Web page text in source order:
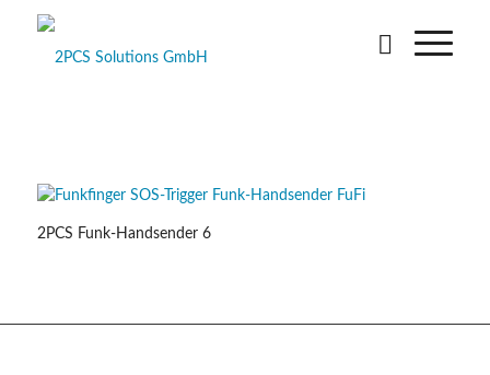
2PCS Funk-Handsender 6